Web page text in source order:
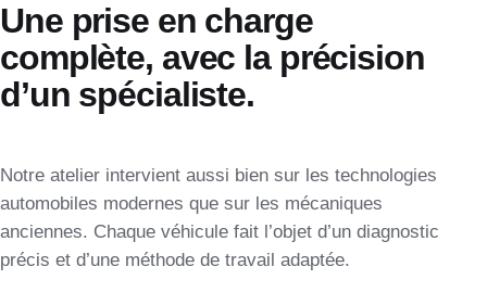
Une prise en charge
complète, avec la précision
d’un spécialiste.
Notre atelier intervient aussi bien sur les technologies
automobiles modernes que sur les mécaniques
anciennes. Chaque véhicule fait l’objet d’un diagnostic
précis et d’une méthode de travail adaptée.